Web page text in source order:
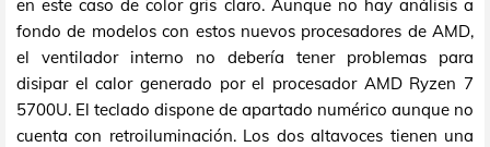
en este caso de color gris claro. Aunque no hay análisis a
fondo de modelos con estos nuevos procesadores de AMD,
el ventilador interno no debería tener problemas para
disipar el calor generado por el procesador AMD Ryzen 7
5700U. El teclado dispone de apartado numérico aunque no
cuenta con retroiluminación. Los dos altavoces tienen una